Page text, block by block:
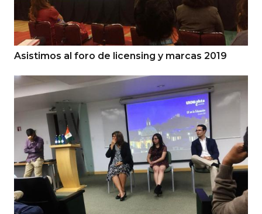
Asistimos al foro de licensing y marcas 2019